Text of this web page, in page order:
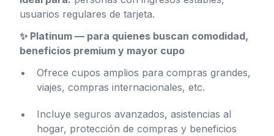
usuarios regulares de tarjeta.
✨ Platinum — para quienes buscan comodidad,
beneficios premium y mayor cupo
Ofrece cupos amplios para compras grandes,
viajes, compras internacionales, etc.
Incluye seguros avanzados, asistencias al
hogar, protección de compras y beneficios